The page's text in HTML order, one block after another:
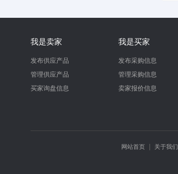
我是卖家
发布供应产品
管理供应产品
买家询盘信息
我是买家
发布采购信息
管理采购信息
卖家报价信息
网站首页| 关于我们